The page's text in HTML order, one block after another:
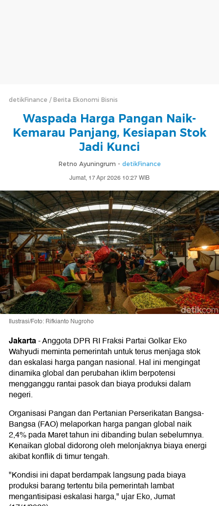
detikFinance Berita Ekonomi Bisnis
Waspada Harga Pangan Naik-
Kemarau Panjang, Kesiapan Stok
Jadi Kunci
Retno Ayuningrum - detikFinance
Jumat, 17 Apr 2026 10:27 WIB
Ilustrasi/Foto: Rifkianto Nugroho
Jakarta-Anggota DPR RI Fraksi Partai Golkar Eko
Wahyudi meminta pemerintah untuk terus menjaga stok
dan eskalasi harga pangan nasional. Hal ini mengingat
dinamika global dan perubahan iklim berpotensi
mengganggu rantai pasok dan biaya produksi dalam
negeri.
Organisasi Pangan dan Pertanian Perserikatan Bangsa-
Bangsa (FAO) melaporkan harga pangan global naik
2,4% pada Maret tahun ini dibanding bulan sebelumnya.
Kenaikan global didorong oleh melonjaknya biaya energi
akibat konflik di timur tengah.
"Kondisi ini dapat berdampak langsung pada biaya
produksi barang tertentu bila pemerintah lambat
mengantisipasi eskalasi harga," ujar Eko, Jumat